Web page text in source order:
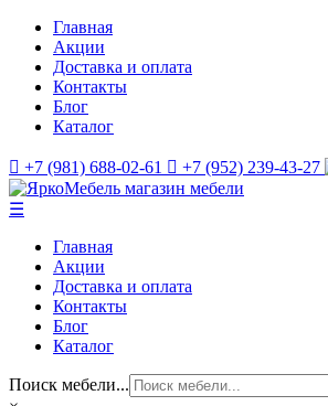
Главная
Акции
Доставка и оплата
Контакты
Блог
Каталог
+7 (981) 688-02-61 +7 (952) 239-43-27
☰
Главная
Акции
Доставка и оплата
Контакты
Блог
Каталог
Поиск мебели...